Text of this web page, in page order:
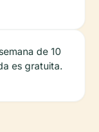
de 10
es gratuita.